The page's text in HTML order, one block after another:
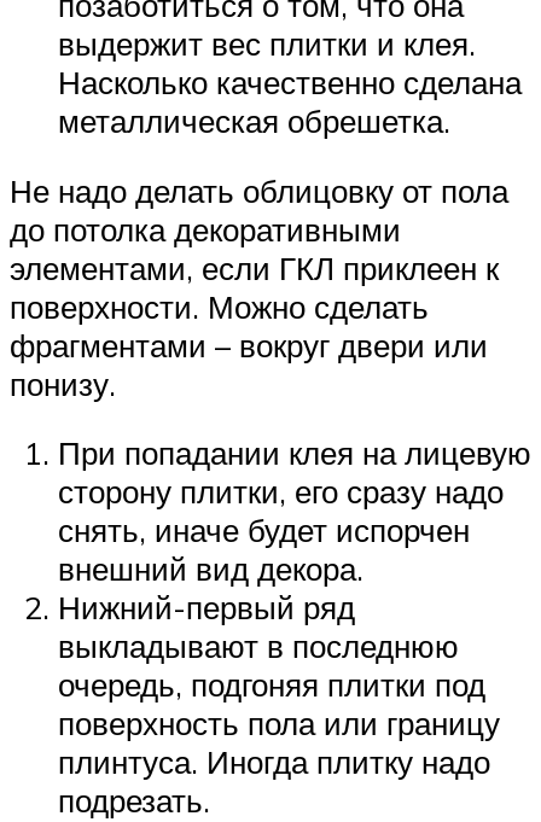
выдержит вес плитки и клея.
Насколько качественно сделана
металлическая обрешетка.
Не надо делать облицовку от пола
до потолка декоративными
элементами, если ГКЛ приклеен к
поверхности. Можно сделать
фрагментами – вокруг двери или
понизу.
При попадании клея на лицевую
сторону плитки, его сразу надо
снять, иначе будет испорчен
внешний вид декора.
Нижний-первый ряд
выкладывают в последнюю
очередь, подгоняя плитки под
поверхность пола или границу
плинтуса. Иногда плитку надо
подрезать.